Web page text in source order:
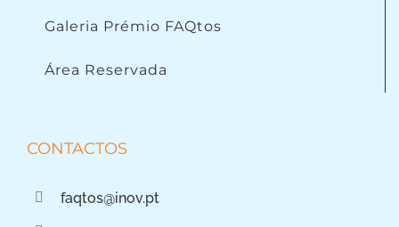
Galeria Prémio FAQtos
Área Reservada
CONTACTOS
faqtos@inov.pt